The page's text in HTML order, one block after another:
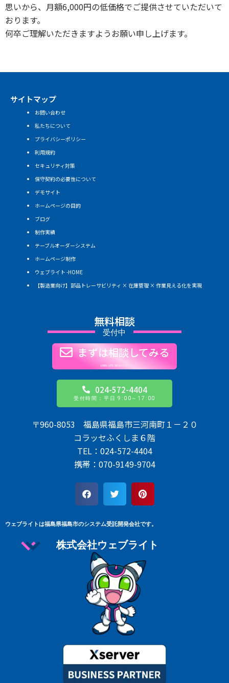
思いから、月額6,000円の低価格でご提供させていただいて
おります。
何卒ご理解いただきますようお願い申し上げます。
サイトマップ
お問い合わせ
私たちについて
プライバシーポリシー
利用規約
セキュリティ対策
保守契約の必要性について
デモサイト
ホームページの目的
ブログ
制作実績
テーブルオーダーシステム
ホームページ制作
ウェブライト -HOME
【製造業向け】部品トレーサビリティ × 在庫管理 × 作業見える化を実現
無料相談
受付中
まずは相談してみる
お気軽にお問い合わせください
024-572-4404
受付時間：平日 9:00～17:00
〒960-8053 福島県福島市三河南町１－２０
コラッセふくしま６階
TEL：024-572-4404
携帯：070-9149-9704
ウェブライトは福島県福島市のシステム受託開発会社です。
株式会社ウェブライト